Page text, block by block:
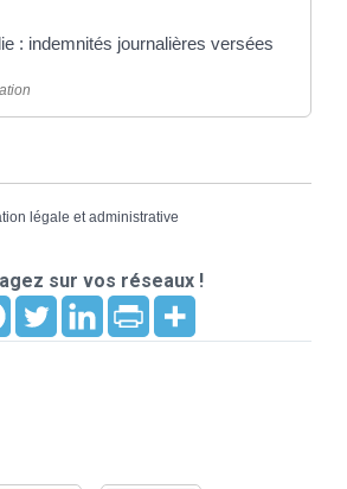
: indemnités journalières versées
légale et administrative
sur vos réseaux !